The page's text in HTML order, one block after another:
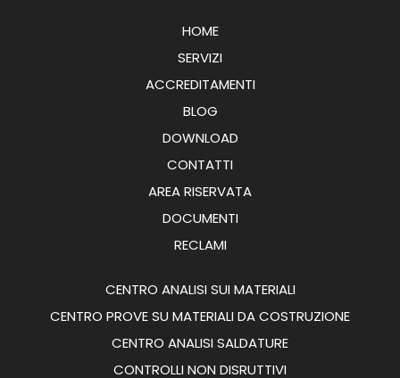
HOME
SERVIZI
ACCREDITAMENTI
BLOG
DOWNLOAD
CONTATTI
AREA RISERVATA
DOCUMENTI
RECLAMI
CENTRO ANALISI SUI MATERIALI
CENTRO PROVE SU MATERIALI DA COSTRUZIONE
CENTRO ANALISI SALDATURE
CONTROLLI NON DISRUTTIVI